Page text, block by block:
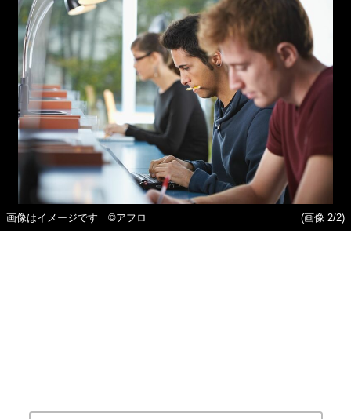
画像はイメージです ©アフロ (画像 2/2)